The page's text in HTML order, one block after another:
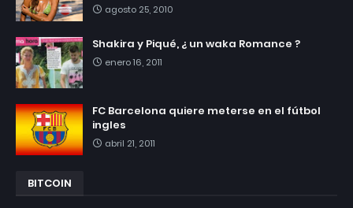
agosto 25, 2010
Shakira y Piqué, ¿ un waka Romance ?
enero 16, 2011
FC Barcelona quiere meterse en el fútbol
ingles
abril 21, 2011
BITCOIN